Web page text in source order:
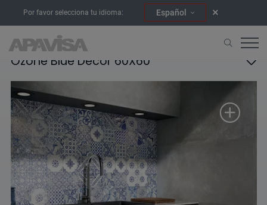
Por favor selecciona tu idioma: Español
Ozone Blue Decor 60X60